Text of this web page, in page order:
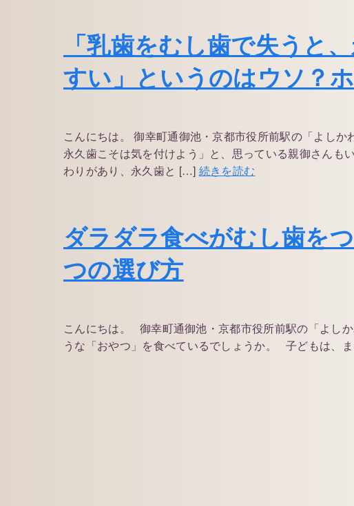
「乳歯をむし歯で失うと
すい」というのはウソ？
こんにちは。 御幸町通御池・京都市役所前駅の「よしか
永久歯こそは気を付けよう」と、思っている親御さんも
わりがあり、永久歯と […] 続きを読む
ダラダラ食べがむし歯を
つの選び方
こんにちは。 御幸町通御池・京都市役所前駅の「よし
うな「おやつ」を食べているでしょうか。 子どもは、